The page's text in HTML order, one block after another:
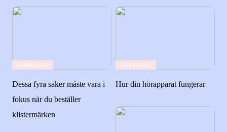
14/09/2022
Dessa fyra saker måste vara i
fokus när du beställer
klistermärken
09/09/2022
Hur din hörapparat fungerar